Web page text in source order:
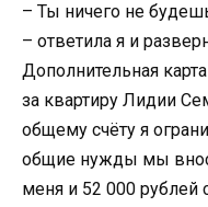
– Ты ничего не
– ответила я и
Дополнительная
за квартиру Лидии
общему счёту я
общие нужды мы
меня и 52 000 рублей